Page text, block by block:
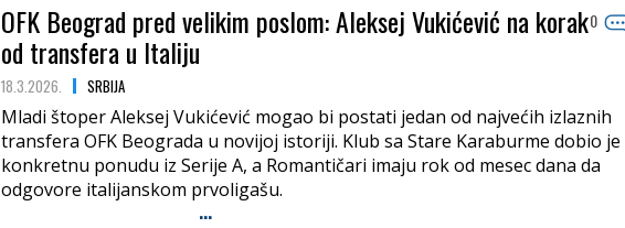
0
OFK Beograd pred velikim poslom: Aleksej Vukićević na korak
od transfera u Italiju
18.3.2026. SRBIJA
Mladi štoper Aleksej Vukićević mogao bi postati jedan od najvećih izlaznih
transfera OFK Beograda u novijoj istoriji. Klub sa Stare Karaburme dobio je
konkretnu ponudu iz Serije A, a Romantičari imaju rok od mesec dana da
odgovore italijanskom prvoligašu.
...